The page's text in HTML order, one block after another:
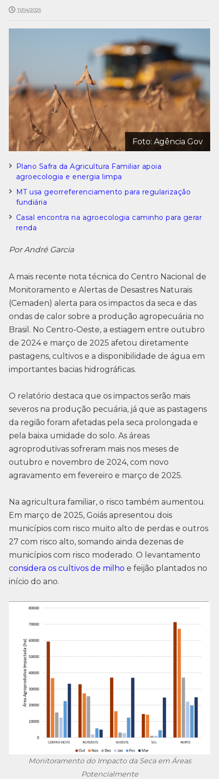
11/04/2025
Foto: Agência Gov
Plano Safra da Agricultura Familiar apoia
agroecologia e energia limpa
MT usa georreferenciamento para regularização
fundiária
Casal encontra na agroecologia caminho para gerar
renda
Por André Garcia
A mais recente nota técnica do Centro Nacional de
Monitoramento e Alertas de Desastres Naturais
(Cemaden) alerta para os impactos da seca e das
ondas de calor sobre a produção agropecuária no
Brasil. No Centro-Oeste, a estiagem entre outubro
de 2024 e março de 2025 afetou diretamente
pastagens, cultivos e a disponibilidade de água em
importantes bacias hidrográficas.
O relatório destaca que os impactos serão mais
severos na produção pecuária, já que as pastagens
da região foram afetadas pela seca prolongada e
pela baixa umidade do solo. As áreas
agroprodutivas sofreram mais nos meses de
outubro e novembro de 2024, com novo
agravamento em fevereiro e março de 2025.
Na agricultura familiar, o risco também aumentou.
Em março de 2025, Goiás apresentou dois
municípios com risco muito alto de perdas e outros
27 com risco alto, somando ainda dezenas de
municípios com risco moderado. O levantamento
considera os cultivos de milho e feijão plantados no
início do ano.
Monitoramento do Impacto da Seca em Áreas
Potencialmente